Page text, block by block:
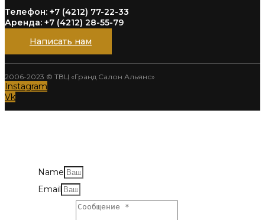
Телефон: +7 (4212) 77-22-33
Аренда: +7 (4212) 28-55-79
Написать нам
2006-2023 © ТВЦ «Гранд Салон Альянс»
Instagram
Vk
Name
Email